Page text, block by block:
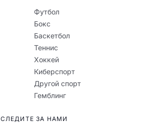
Футбол
Бокс
Баскетбол
Теннис
Хоккей
Киберспорт
Другой спорт
Гемблинг
СЛЕДИТЕ ЗА НАМИ